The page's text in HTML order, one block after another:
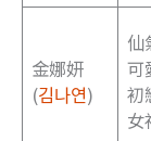
金娜妍
(김나연)
仙
可
初
女